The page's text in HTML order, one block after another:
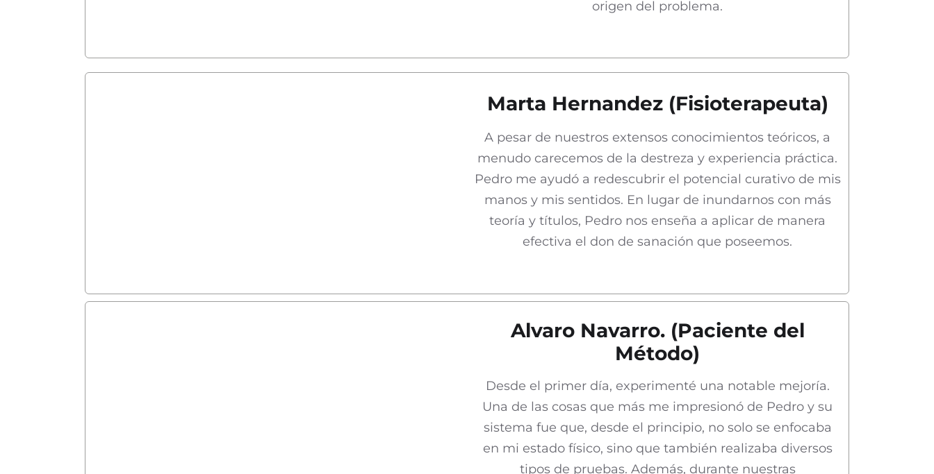
origen del problema.
Marta Hernandez (Fisioterapeuta)
A pesar de nuestros extensos conocimientos teóricos, a
menudo carecemos de la destreza y experiencia práctica.
Pedro me ayudó a redescubrir el potencial curativo de mis
manos y mis sentidos. En lugar de inundarnos con más
teoría y títulos, Pedro nos enseña a aplicar de manera
efectiva el don de sanación que poseemos.
Alvaro Navarro. (Paciente del
Método)
Desde el primer día, experimenté una notable mejoría.
Una de las cosas que más me impresionó de Pedro y su
sistema fue que, desde el principio, no solo se enfocaba
en mi estado físico, sino que también realizaba diversos
tipos de pruebas. Además, durante nuestras